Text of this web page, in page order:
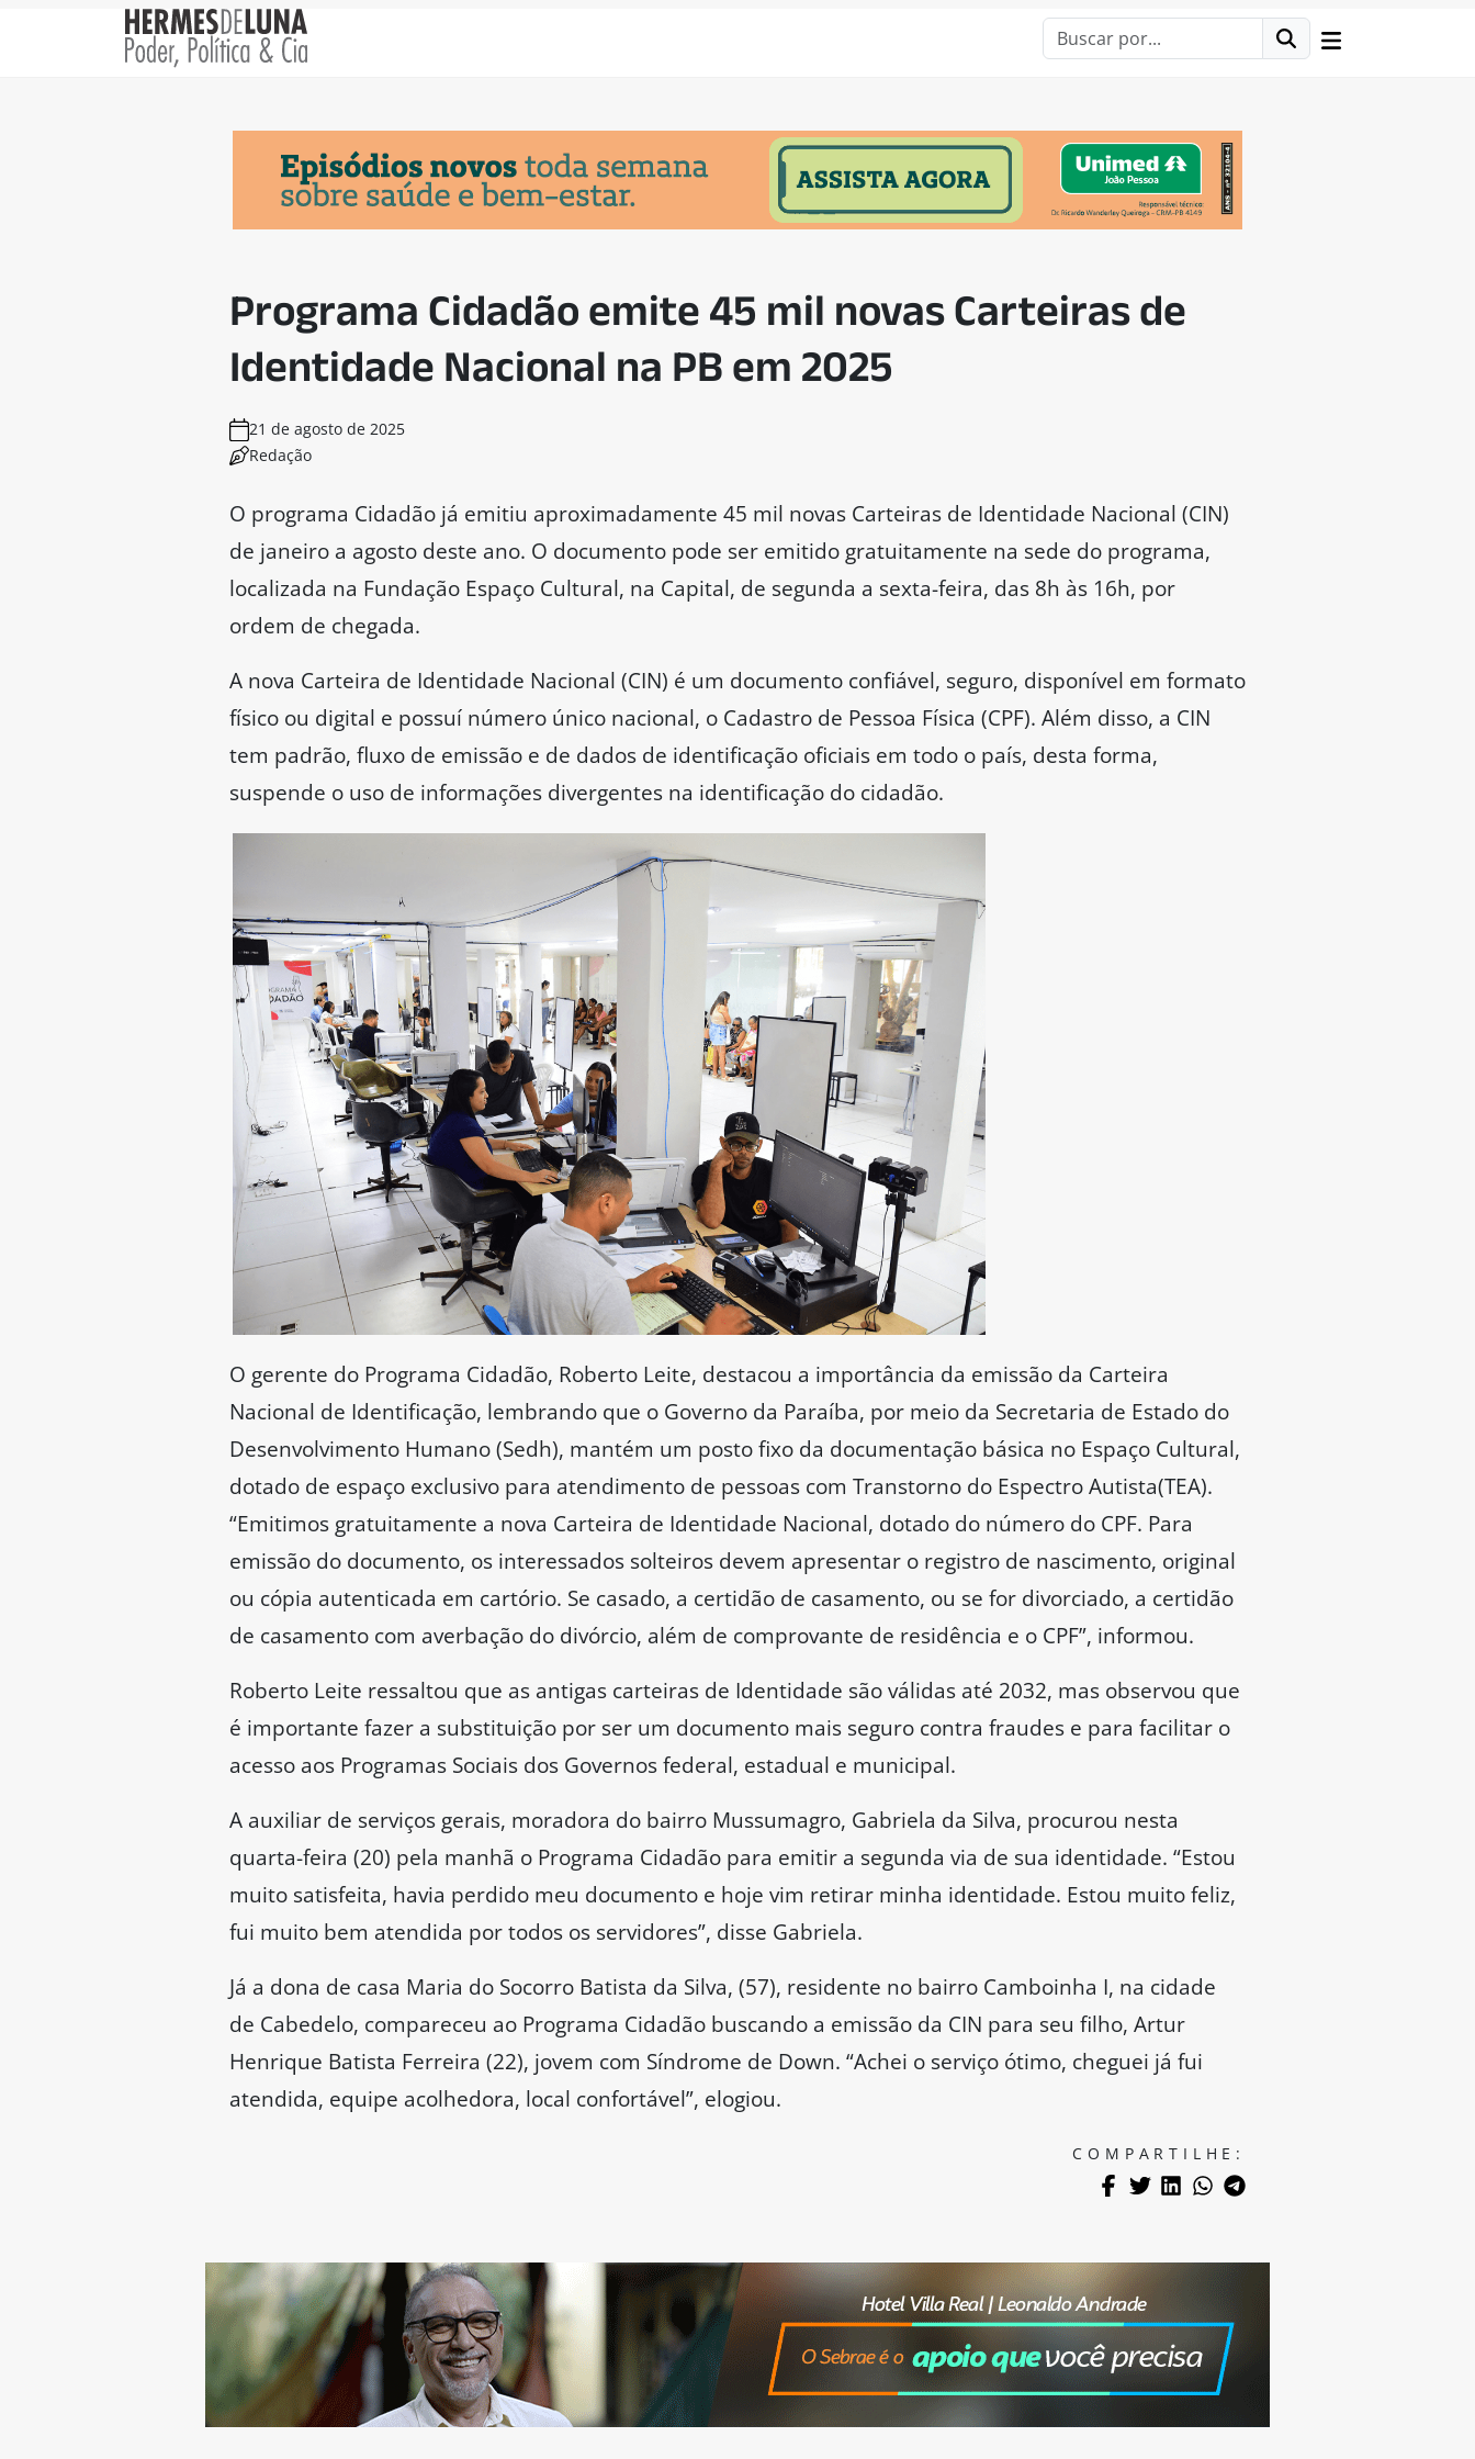
Programa Cidadão emite 45 mil novas Carteiras de
Identidade Nacional na PB em 2025
21 de agosto de 2025
Redação
O programa Cidadão já emitiu aproximadamente 45 mil novas Carteiras de Identidade Nacional (CIN)
de janeiro a agosto deste ano. O documento pode ser emitido gratuitamente na sede do programa,
localizada na Fundação Espaço Cultural, na Capital, de segunda a sexta-feira, das 8h às 16h, por
ordem de chegada.
A nova Carteira de Identidade Nacional (CIN) é um documento confiável, seguro, disponível em formato
físico ou digital e possuí número único nacional, o Cadastro de Pessoa Física (CPF). Além disso, a CIN
tem padrão, fluxo de emissão e de dados de identificação oficiais em todo o país, desta forma,
suspende o uso de informações divergentes na identificação do cidadão.
O gerente do Programa Cidadão, Roberto Leite, destacou a importância da emissão da Carteira
Nacional de Identificação, lembrando que o Governo da Paraíba, por meio da Secretaria de Estado do
Desenvolvimento Humano (Sedh), mantém um posto fixo da documentação básica no Espaço Cultural,
dotado de espaço exclusivo para atendimento de pessoas com Transtorno do Espectro Autista(TEA).
“Emitimos gratuitamente a nova Carteira de Identidade Nacional, dotado do número do CPF. Para
emissão do documento, os interessados solteiros devem apresentar o registro de nascimento, original
ou cópia autenticada em cartório. Se casado, a certidão de casamento, ou se for divorciado, a certidão
de casamento com averbação do divórcio, além de comprovante de residência e o CPF”, informou.
Roberto Leite ressaltou que as antigas carteiras de Identidade são válidas até 2032, mas observou que
é importante fazer a substituição por ser um documento mais seguro contra fraudes e para facilitar o
acesso aos Programas Sociais dos Governos federal, estadual e municipal.
A auxiliar de serviços gerais, moradora do bairro Mussumagro, Gabriela da Silva, procurou nesta
quarta-feira (20) pela manhã o Programa Cidadão para emitir a segunda via de sua identidade. “Estou
muito satisfeita, havia perdido meu documento e hoje vim retirar minha identidade. Estou muito feliz,
fui muito bem atendida por todos os servidores”, disse Gabriela.
Já a dona de casa Maria do Socorro Batista da Silva, (57), residente no bairro Camboinha I, na cidade
de Cabedelo, compareceu ao Programa Cidadão buscando a emissão da CIN para seu filho, Artur
Henrique Batista Ferreira (22), jovem com Síndrome de Down. “Achei o serviço ótimo, cheguei já fui
atendida, equipe acolhedora, local confortável”, elogiou.
COMPARTILHE: